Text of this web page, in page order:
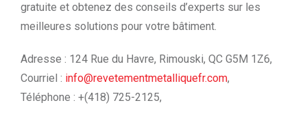
gratuite et obtenez des conseils d’experts sur les
meilleures solutions pour votre bâtiment.
Adresse : 124 Rue du Havre, Rimouski, QC G5M 1Z6,
Courriel : info@revetementmetalliquefr.com,
Téléphone : +(418) 725-2125,